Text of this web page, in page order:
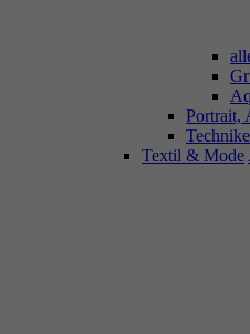
Portrait,
Textil & Mode